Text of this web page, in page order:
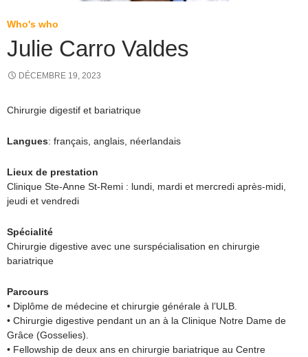
Who's who
Julie Carro Valdes
DÉCEMBRE 19, 2023
Chirurgie digestif et bariatrique
Langues: français, anglais, néerlandais
Lieux de prestation
Clinique Ste-Anne St-Remi : lundi, mardi et mercredi après-midi,
jeudi et vendredi
Spécialité
Chirurgie digestive avec une surspécialisation en chirurgie
bariatrique
Parcours
• Diplôme de médecine et chirurgie générale à l’ULB.
• Chirurgie digestive pendant un an à la Clinique Notre Dame de
Grâce (Gosselies).
• Fellowship de deux ans en chirurgie bariatrique au Centre